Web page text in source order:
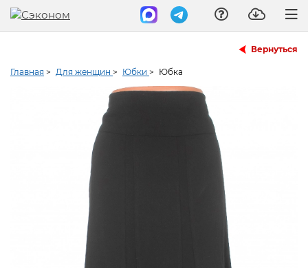
Вернуться
Главная > Для женщин > Юбки > Юбка